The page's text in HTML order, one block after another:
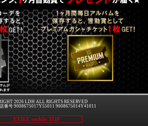
2026 LDH ALL RIGHTS RESERVED
番号 9008675017Y55011 9008675014Y41011
EXILE mobile TOP